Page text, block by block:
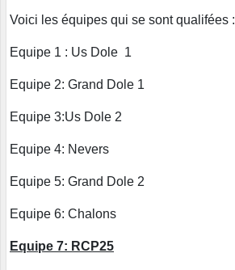
Voici les équipes qui se sont qualifées :
Equipe 1 : Us Dole 1
Equipe 2: Grand Dole 1
Equipe 3:Us Dole 2
Equipe 4: Nevers
Equipe 5: Grand Dole 2
Equipe 6: Chalons
Equipe 7: RCP25